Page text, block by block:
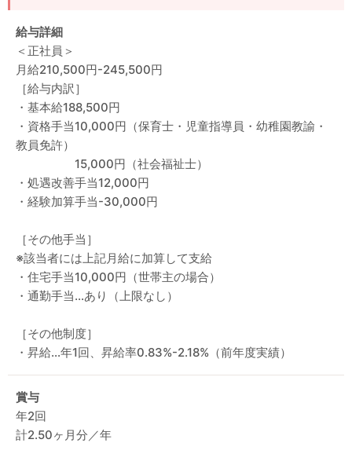
給与詳細
＜正社員＞
月給210,500円-245,500円
［給与内訳］
・基本給188,500円
・資格手当10,000円（保育士・児童指導員・幼稚園教諭・
教員免許）
15,000円（社会福祉士）
・処遇改善手当12,000円
・経験加算手当-30,000円
［その他手当］
※該当者には上記月給に加算して支給
・住宅手当10,000円（世帯主の場合）
・通勤手当…あり（上限なし）
［その他制度］
・昇給…年1回、昇給率0.83%-2.18%（前年度実績）
賞与
年2回
計2.50ヶ月分／年